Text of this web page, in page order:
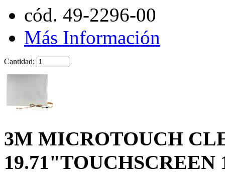
cód. 49-2296-00
Más Información
Cantidad:
3M MICROTOUCH
19.71"TOUCHSCREEN